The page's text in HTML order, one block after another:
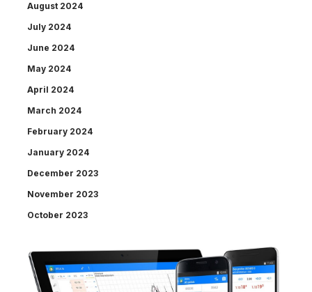
August 2024
July 2024
June 2024
May 2024
April 2024
March 2024
February 2024
January 2024
December 2023
November 2023
October 2023